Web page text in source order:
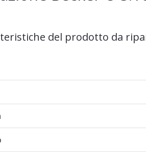
del prodotto da